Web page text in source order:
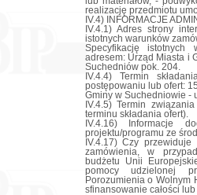
realizację przedmiotu
IV.4) INFORMACJE
IV.4.1) Adres strony
istotnych warunków
Specyfikację istotnych
adresem: Urząd Miasta i
Suchedniów pok. 204.
IV.4.4) Termin
postępowaniu lub ofert:
Gminy w Suchedniowie -
IV.4.5) Termin
terminu składania ofert).
IV.4.16) Informacje
projektu/programu ze
IV.4.17) Czy
zamówienia, w
budżetu Unii
pomocy udzielonej
Porozumienia o Wolnym
sfinansowanie całości